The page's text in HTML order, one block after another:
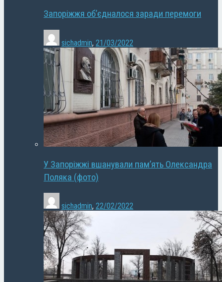
Запоріжжя об’єдналося заради перемоги
sichadmin, 21/03/2022
У Запоріжжі вшанували пам’ять Олександра
Поляка (фото)
sichadmin, 22/02/2022